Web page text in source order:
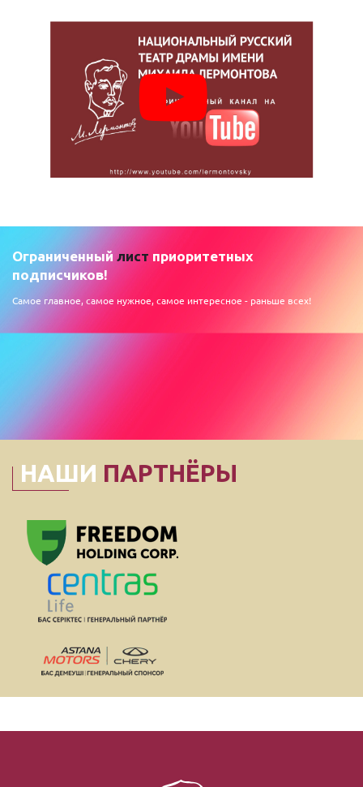
Ограниченный лист приоритетных
подписчиков!
Самое главное, самое нужное, самое интересное - раньше всех!
НАШИ ПАРТНЁРЫ